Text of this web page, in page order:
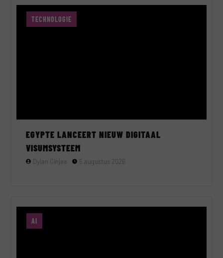
TECHNOLOGIE
EGYPTE LANCEERT NIEUW DIGITAAL
VISUMSYSTEEM
Dylan Cinjee 5 augustus 2026
AI